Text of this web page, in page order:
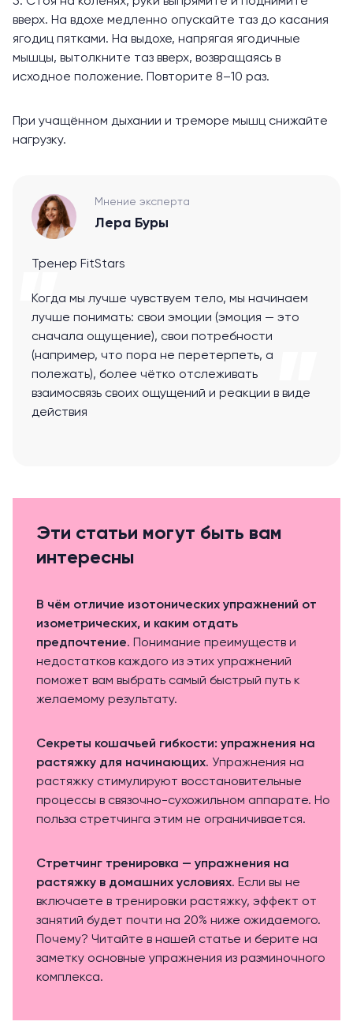
вверх. На вдохе медленно опускайте таз до касания
ягодиц пятками. На выдохе, напрягая ягодичные
мышцы, вытолкните таз вверх, возвращаясь в
исходное положение. Повторите 8–10 раз.
При учащённом дыхании и треморе мышц снижайте
нагрузку.
Мнение эксперта
Лера Буры
Тренер FitStars
Когда мы лучше чувствуем тело, мы начинаем
лучше понимать: свои эмоции (эмоция — это
сначала ощущение), свои потребности
(например, что пора не перетерпеть, а
полежать), более чётко отслеживать
взаимосвязь своих ощущений и реакции в виде
действия
Эти статьи могут быть вам
интересны
В чём отличие изотонических упражнений от
изометрических, и каким отдать
предпочтение. Понимание преимуществ и
недостатков каждого из этих упражнений
поможет вам выбрать самый быстрый путь к
желаемому результату.
Секреты кошачьей гибкости: упражнения на
растяжку для начинающих. Упражнения на
растяжку стимулируют восстановительные
процессы в связочно-сухожильном аппарате. Но
польза стретчинга этим не ограничивается.
Стретчинг тренировка — упражнения на
растяжку в домашних условиях. Если вы не
включаете в тренировки растяжку, эффект от
занятий будет почти на 20% ниже ожидаемого.
Почему? Читайте в нашей статье и берите на
заметку основные упражнения из разминочного
комплекса.